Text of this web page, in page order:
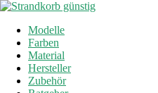
Modelle
Farben
Material
Hersteller
Zubehör